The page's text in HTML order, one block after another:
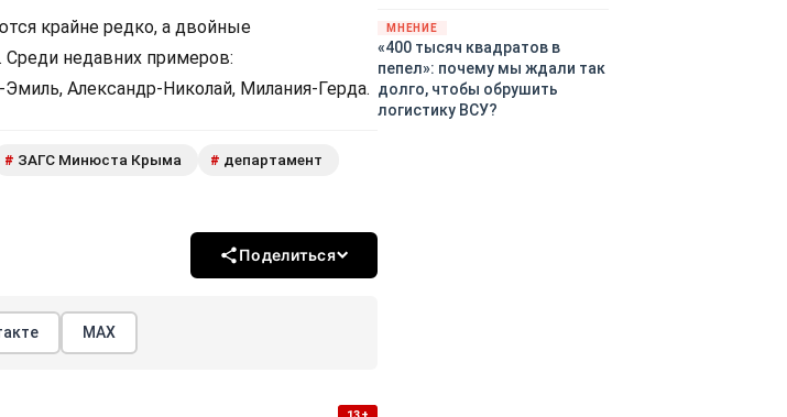
крайне редко, а двойные
недавних примеров:
Александр-Николай, Милания-Герда.
# ЗАГС Минюста Крыма # департамент
Поделиться
МАХ
МНЕНИЕ
«400 тысяч квадратов в
пепел»: почему мы ждали так
долго, чтобы обрушить
логистику ВСУ?